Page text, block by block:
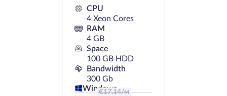
CPU
4 Xeon Cores
RAM
4 GB
Space
100 GB HDD
Bandwidth
300 Gb
Windows
€17.14/м